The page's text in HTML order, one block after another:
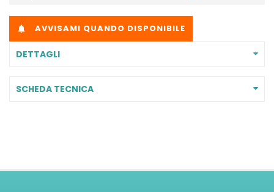
 AVVISAMI QUANDO DISPONIBILE
DETTAGLI
SCHEDA TECNICA